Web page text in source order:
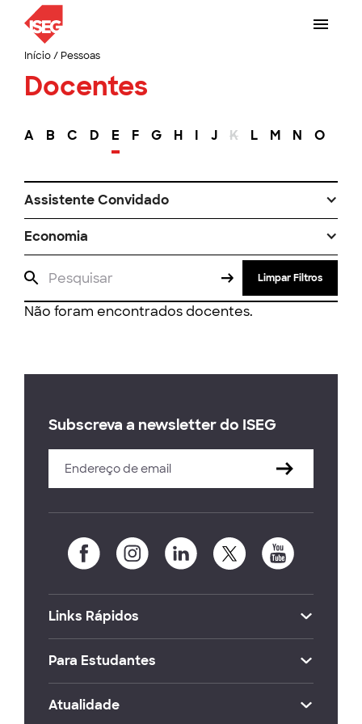
Início/ Pessoas
Docentes
A B C D E F G H I J K L M N O
Assistente Convidado
Economia
Limpar Filtros
Não foram encontrados docentes.
Subscreva a newsletter do ISEG
Links Rápidos
Para Estudantes
Atualidade